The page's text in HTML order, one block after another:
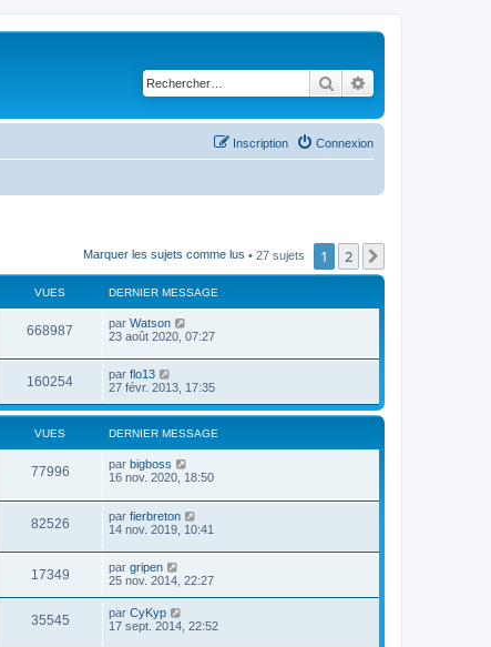
Rechercher
Connexion
Inscription
Marquer les sujets comme lus • 27 sujets 1 2
VUES DERNIER MESSAGE
668987 par Watson
23 août 2020, 07:27
160254 par flo13
27 févr. 2013, 17:35
VUES DERNIER MESSAGE
77996 par bigboss
16 nov. 2020, 18:50
82526 par fierbreton
14 nov. 2019, 10:41
17349 par gripen
25 nov. 2014, 22:27
35545 par CyKyp
17 sept. 2014, 22:52